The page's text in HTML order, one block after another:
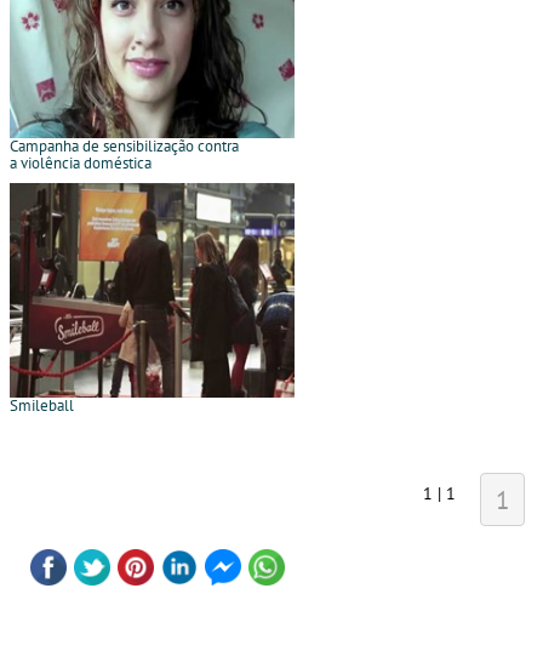
Campanha de sensibilização contra
a violência doméstica
Smileball
1 | 1 1